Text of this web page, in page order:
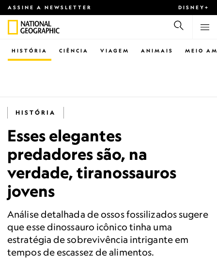
ASSINE A NEWSLETTER DISNEY+
CIÊNCIA VIAGEM ANIMAIS
HISTÓRIA MEIO
HISTÓRIA
Esses elegantes
predadores são, na
verdade, tiranossauros
jovens
Análise detalhada de ossos fossilizados sugere
que esse dinossauro icônico tinha uma
estratégia de sobrevivência intrigante em
tempos de escassez de alimentos.